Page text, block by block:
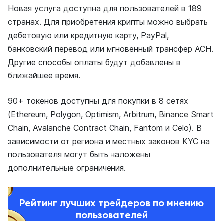
Новая услуга доступна для пользователей в 189
странах. Для приобретения крипты можно выбрать
дебетовую или кредитную карту, PayPal,
банковский перевод или мгновенный трансфер ACH.
Другие способы оплаты будут добавлены в
ближайшее время.
90+ токенов доступны для покупки в 8 сетях
(Ethereum, Polygon, Optimism, Arbitrum, Binance Smart
Chain, Avalanche Contract Chain, Fantom и Celo). В
зависимости от региона и местных законов KYC на
пользователя могут быть наложены
дополнительные ограничения.
Рейтинг лучших трейдеров по мнению
пользователей